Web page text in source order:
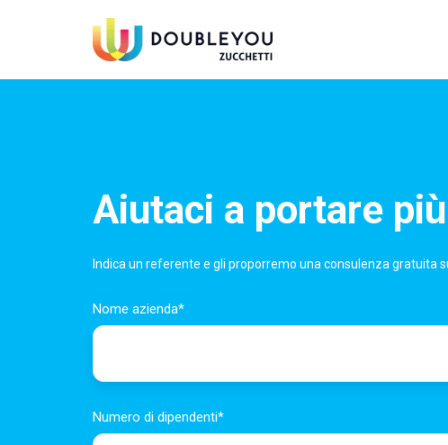
Aiutaci a portare
Indica un referente e gli proporremo una consulenza gratuita
Nome azienda*
Numero di dipendenti*